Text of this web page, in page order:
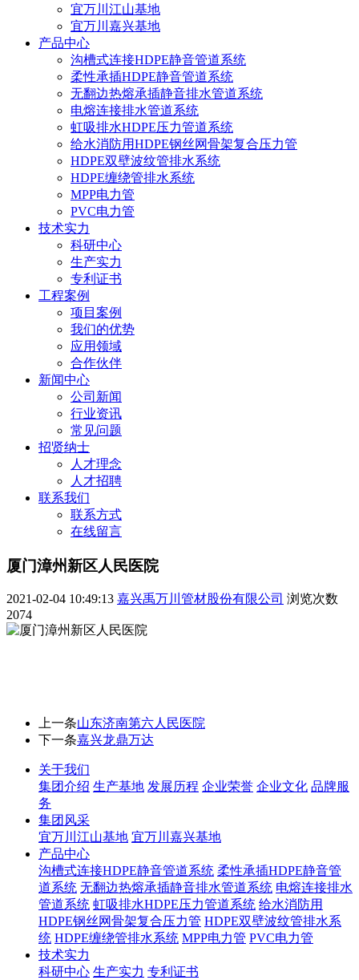
宜万川江山基地
宜万川嘉兴基地
产品中心
沟槽式连接HDPE静音管道系统
柔性承插HDPE静音管道系统
无翻边热熔承插静音排水管道系统
电熔连接排水管道系统
虹吸排水HDPE压力管道系统
给水消防用HDPE钢丝网骨架复合压力管
HDPE双壁波纹管排水系统
HDPE缠绕管排水系统
MPP电力管
PVC电力管
技术实力
科研中心
生产实力
专利证书
工程案例
项目案例
我们的优势
应用领域
合作伙伴
新闻中心
公司新闻
行业资讯
常见问题
招贤纳士
人才理念
人才招聘
联系我们
联系方式
在线留言
厦门漳州新区人民医院
2021-02-04 10:49:13 嘉兴禹万川管材股份有限公司 浏览次数
2074
上一条山东济南第六人民医院
下一条嘉兴龙鼎万达
关于我们
集团介绍 生产基地 发展历程 企业荣誉 企业文化 品牌服
务
集团风采
宜万川江山基地 宜万川嘉兴基地
产品中心
沟槽式连接HDPE静音管道系统 柔性承插HDPE静音管
道系统 无翻边热熔承插静音排水管道系统 电熔连接排水
管道系统 虹吸排水HDPE压力管道系统 给水消防用
HDPE钢丝网骨架复合压力管 HDPE双壁波纹管排水系
统 HDPE缠绕管排水系统 MPP电力管 PVC电力管
技术实力
科研中心 生产实力 专利证书